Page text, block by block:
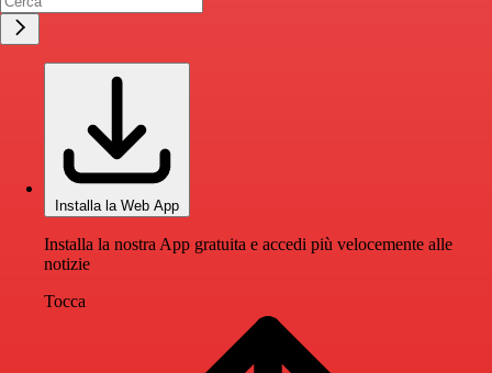
Installa la Web App
Installa la nostra App gratuita e accedi più velocemente alle
notizie
Tocca